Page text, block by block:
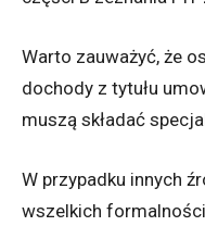
Warto zauważyć, że
dochody z tytułu
muszą składać
W przypadku innych
wszelkich